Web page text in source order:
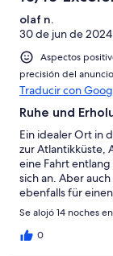
olaf n.
30 de jun de 2024
Aspectos
precisión del anuncio
Traducir con
Ruhe und
Ein idealer Ort in
zur Atlantikküste,
eine Fahrt
sich an. Aber
ebenfalls für
gibt es einige
hatten einen
Cottage, etwas
Se alojó 14 noches
0